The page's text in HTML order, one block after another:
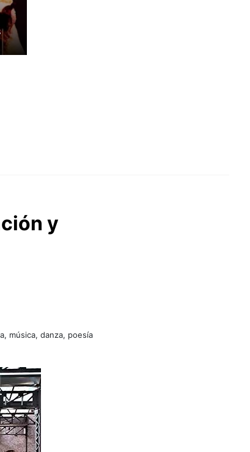
y
música, danza, poesía